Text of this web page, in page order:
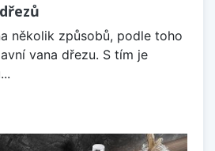
několik způsobů, podle toho
vana dřezu. S tím je